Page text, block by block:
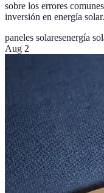
sobre los errores
inversión en energía solar.
paneles solaresenergía
Aug 2